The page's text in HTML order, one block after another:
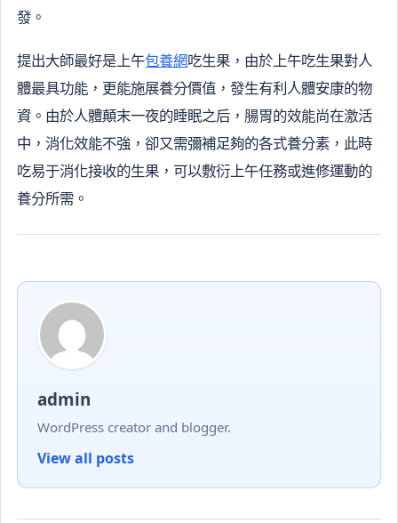
發。
提出大師最好是上午包養網吃生果，由於上午吃生果對人
體最具功能，更能施展養分價值，發生有利人體安康的物
資。由於人體顛末一夜的睡眠之后，腸胃的效能尚在激活
中，消化效能不強，卻又需彌補足夠的各式養分素，此時
吃易于消化接收的生果，可以敷衍上午任務或進修運動的
養分所需。
admin
WordPress creator and blogger.
View all posts